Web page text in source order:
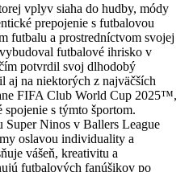
vplyv siaha do hudby, módy
prepojenie s futbalovou
futbalu a prostredníctvom svojej
futbalové ihrisko v
potvrdil svoj dlhodobý
aj na niektorých z najväčších
FIFA Club World Cup 2025™,
s týmto športom.
Ninos v Ballers League
oslavou individuality a
vášeň, kreativitu a
futbalových fanúšikov po